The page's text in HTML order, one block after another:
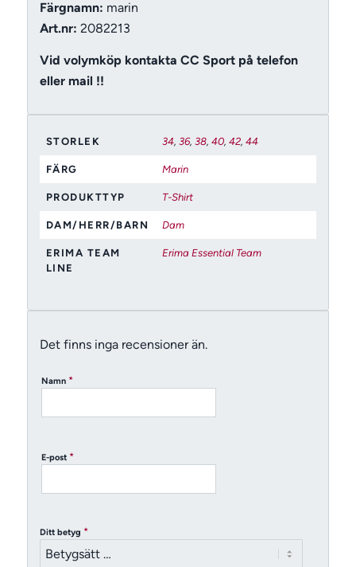
Färgnamn: marin
Art.nr: 2082213
Vid volymköp kontakta CC Sport på telefon
eller mail !!
STORLEK 34, 36, 38, 40, 42, 44
FÄRG Marin
PRODUKTTYP T-Shirt
DAM/HERR/BARN Dam
ERIMA TEAM
LINE
Erima Essential Team
Det finns inga recensioner än.
Namn *
E-post *
Ditt betyg *